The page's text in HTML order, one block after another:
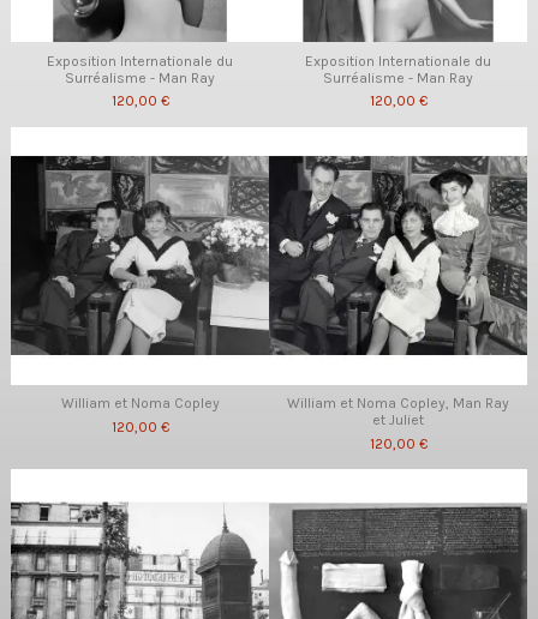
Exposition Internationale du
Surréalisme - Man Ray
120,00 €
Exposition Internationale du
Surréalisme - Man Ray
120,00 €
William et Noma Copley
120,00 €
William et Noma Copley, Man Ray
et Juliet
120,00 €